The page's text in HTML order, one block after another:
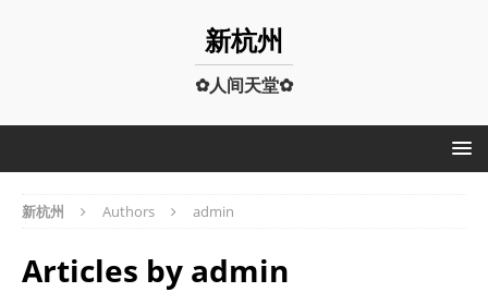
新杭州
✿人间天堂✿
新杭州 Authors admin
Articles by admin